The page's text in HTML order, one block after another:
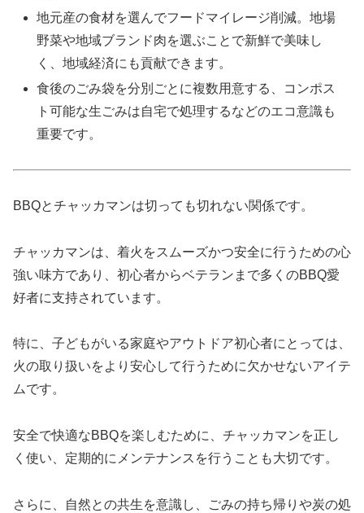
地元産の食材を選んでフードマイレージ削減。地場
野菜や地域ブランド肉を選ぶことで新鮮で美味し
く、地域経済にも貢献できます。
食後のごみ袋を分別ごとに複数用意する、コンポス
ト可能な生ごみは自宅で処理するなどのエコ意識も
重要です。
BBQとチャッカマンは切っても切れない関係です。
チャッカマンは、着火をスムーズかつ安全に行うための心
強い味方であり、初心者からベテランまで多くのBBQ愛
好者に支持されています。
特に、子どもがいる家庭やアウトドア初心者にとっては、
火の取り扱いをより安心して行うために欠かせないアイテ
ムです。
安全で快適なBBQを楽しむために、チャッカマンを正し
く使い、定期的にメンテナンスを行うことも大切です。
さらに、自然との共生を意識し、ごみの持ち帰りや炭の処